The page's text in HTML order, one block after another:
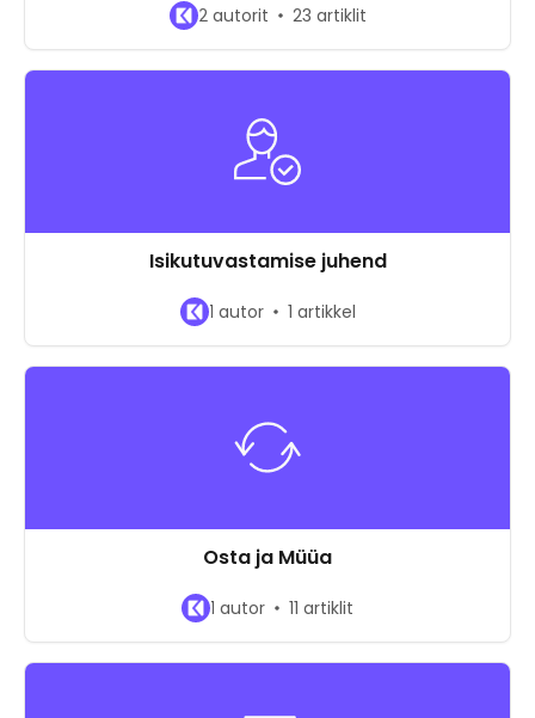
2 autorit 23 artiklit
Isikutuvastamise juhend
1 autor 1 artikkel
Osta ja Müüa
1 autor 11 artiklit